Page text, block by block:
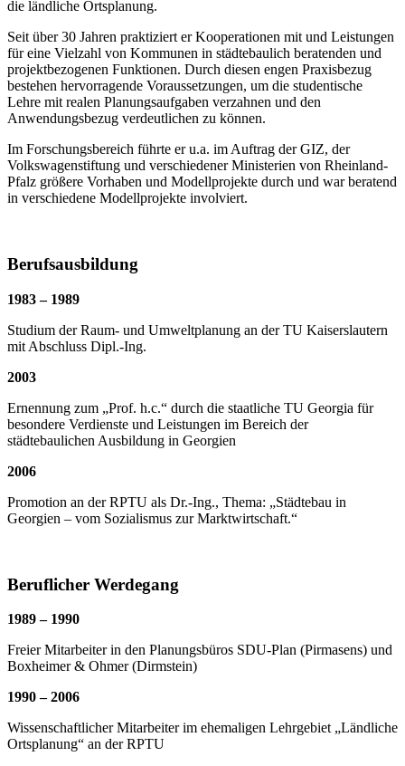
die ländliche Ortsplanung.
Seit über 30 Jahren praktiziert er Kooperationen mit und Leistungen
für eine Vielzahl von Kommunen in städtebaulich beratenden und
projektbezogenen Funktionen. Durch diesen engen Praxisbezug
bestehen hervorragende Voraussetzungen, um die studentische
Lehre mit realen Planungsaufgaben verzahnen und den
Anwendungsbezug verdeutlichen zu können.
Im Forschungsbereich führte er u.a. im Auftrag der GIZ, der
Volkswagenstiftung und verschiedener Ministerien von Rheinland-
Pfalz größere Vorhaben und Modellprojekte durch und war beratend
in verschiedene Modellprojekte involviert.
Berufsausbildung
1983 – 1989
Studium der Raum- und Umweltplanung an der TU Kaiserslautern
mit Abschluss Dipl.-Ing.
2003
Ernennung zum „Prof. h.c.“ durch die staatliche TU Georgia für
besondere Verdienste und Leistungen im Bereich der
städtebaulichen Ausbildung in Georgien
2006
Promotion an der RPTU als Dr.-Ing., Thema: „Städtebau in
Georgien – vom Sozialismus zur Marktwirtschaft.“
Beruflicher Werdegang
1989 – 1990
Freier Mitarbeiter in den Planungsbüros SDU-Plan (Pirmasens) und
Boxheimer & Ohmer (Dirmstein)
1990 – 2006
Wissenschaftlicher Mitarbeiter im ehemaligen Lehrgebiet „Ländliche
Ortsplanung“ an der RPTU